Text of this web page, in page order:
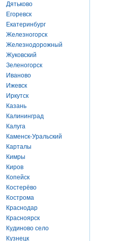
Дятьково
Егоревск
Екатеринбург
Железногорск
Железнодорожный
Жуковский
Зеленогорск
Иваново
Ижевск
Иркутск
Казань
Калининград
Калуга
Каменск-Уральский
Карталы
Кимры
Киров
Копейск
Костерёво
Кострома
Краснодар
Красноярск
Кудиново село
Кузнецк